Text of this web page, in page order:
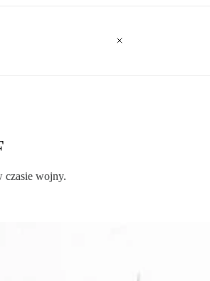
czasie wojny.